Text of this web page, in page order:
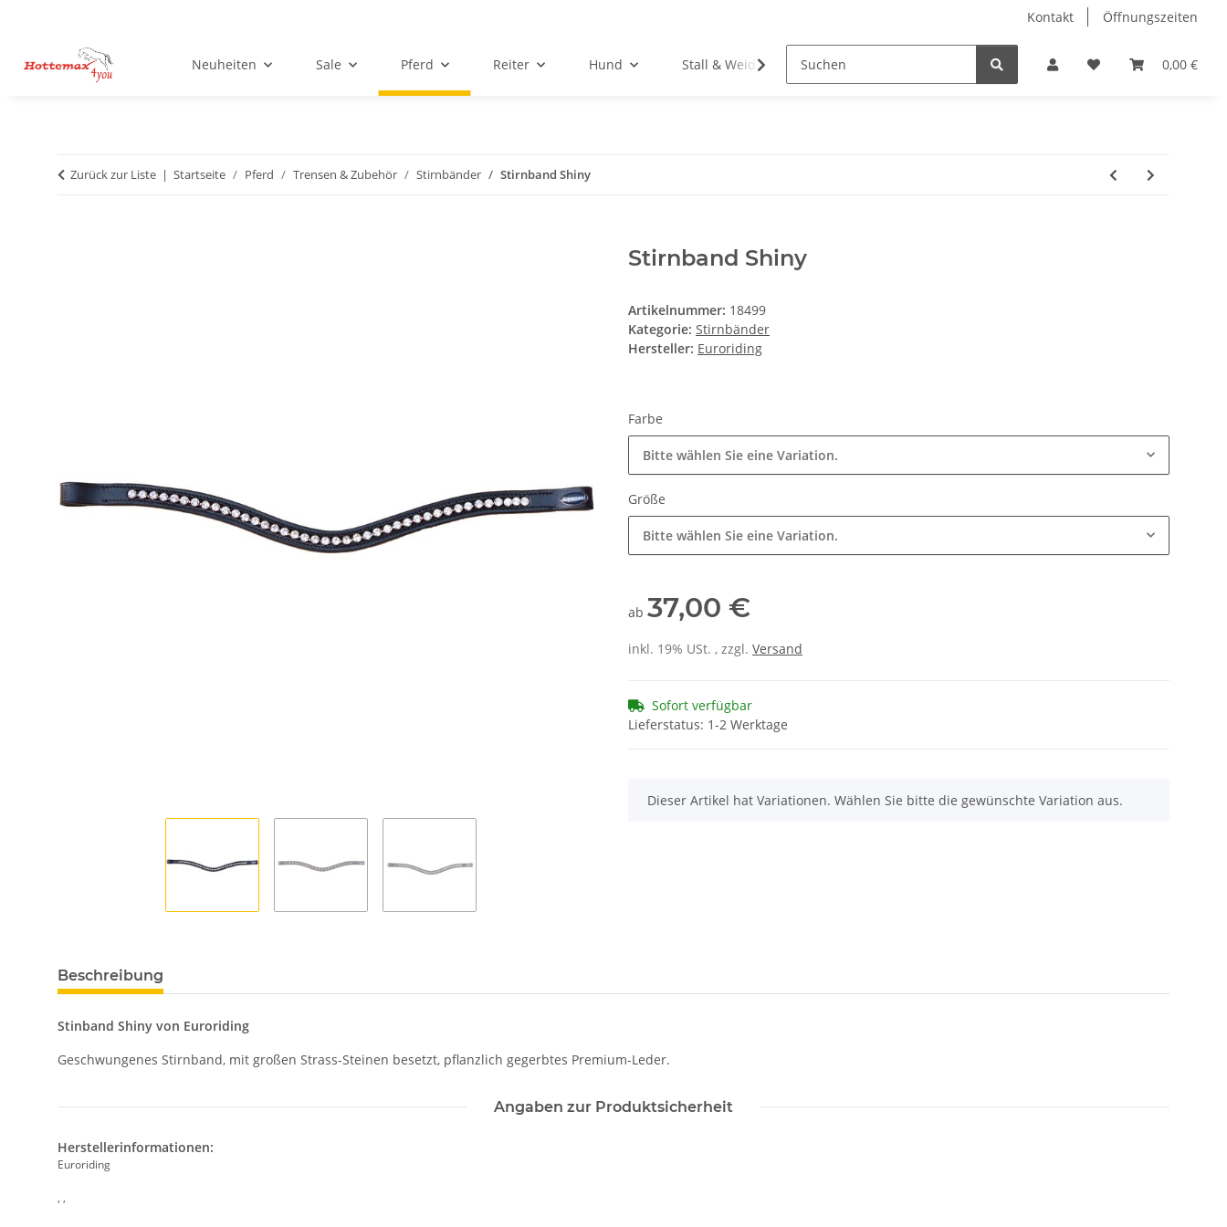
Kontakt Öffnungszeiten
0,00 €
Neuheiten Sale Pferd Reiter Hund Stall & Weide Hobby Horse Dienstleistungen Geschenkartikel &
Zurück zur Liste Startseite Pferd Trensen & Zubehör Stirnbänder Stirnband Shiny
Stirnband Shiny
Artikelnummer: 18499
Kategorie: Stirnbänder
Hersteller: Euroriding
Farbe
Bitte wählen Sie eine Variation.
Größe
Bitte wählen Sie eine Variation.
ab 37,00 €
inkl. 19% USt. , zzgl. Versand
Sofort verfügbar
Lieferstatus: 1-2 Werktage
x
Dieser Artikel hat Variationen. Wählen Sie bitte die gewünschte Variation aus.
Beschreibung
Stinband Shiny von Euroriding
Geschwungenes Stirnband, mit großen Strass-Steinen besetzt, pflanzlich gegerbtes Premium-Leder.
Angaben zur Produktsicherheit
Herstellerinformationen:
Euroriding
, ,